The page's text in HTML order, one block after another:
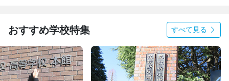
おすすめ学校特集 すべて見る